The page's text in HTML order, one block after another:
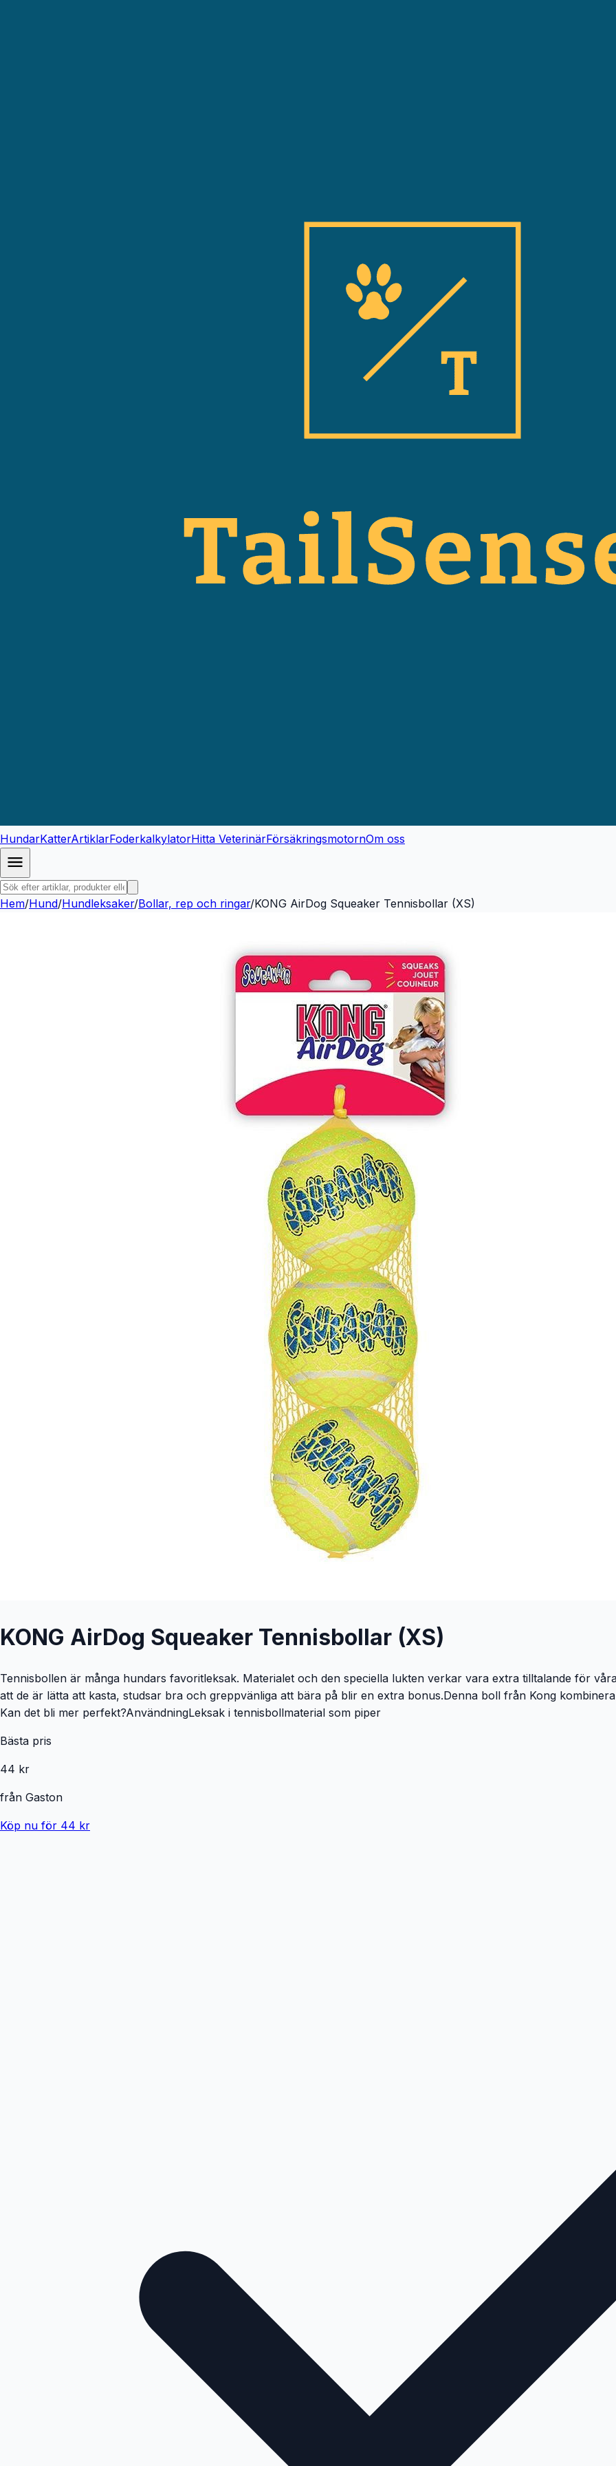
HundarKatterArtiklarFoderkalkylatorHitta VeterinärFörsäkringsmotornOm oss
Hem/Hund/Hundleksaker/Bollar, rep och ringar/KONG AirDog Squeaker Tennisbollar (XS)
KONG AirDog Squeaker Tennisbollar (XS)
Tennisbollen är många hundars favoritleksak. Materialet och den speciella lukten verkar vara extra tilltalande för
att de är lätta att kasta, studsar bra och greppvänliga att bära på blir en extra bonus.Denna boll från Kong
Kan det bli mer perfekt?AnvändningLeksak i tennisbollmaterial som piper
Bästa pris
44 kr
från Gaston
Köp nu för 44 kr